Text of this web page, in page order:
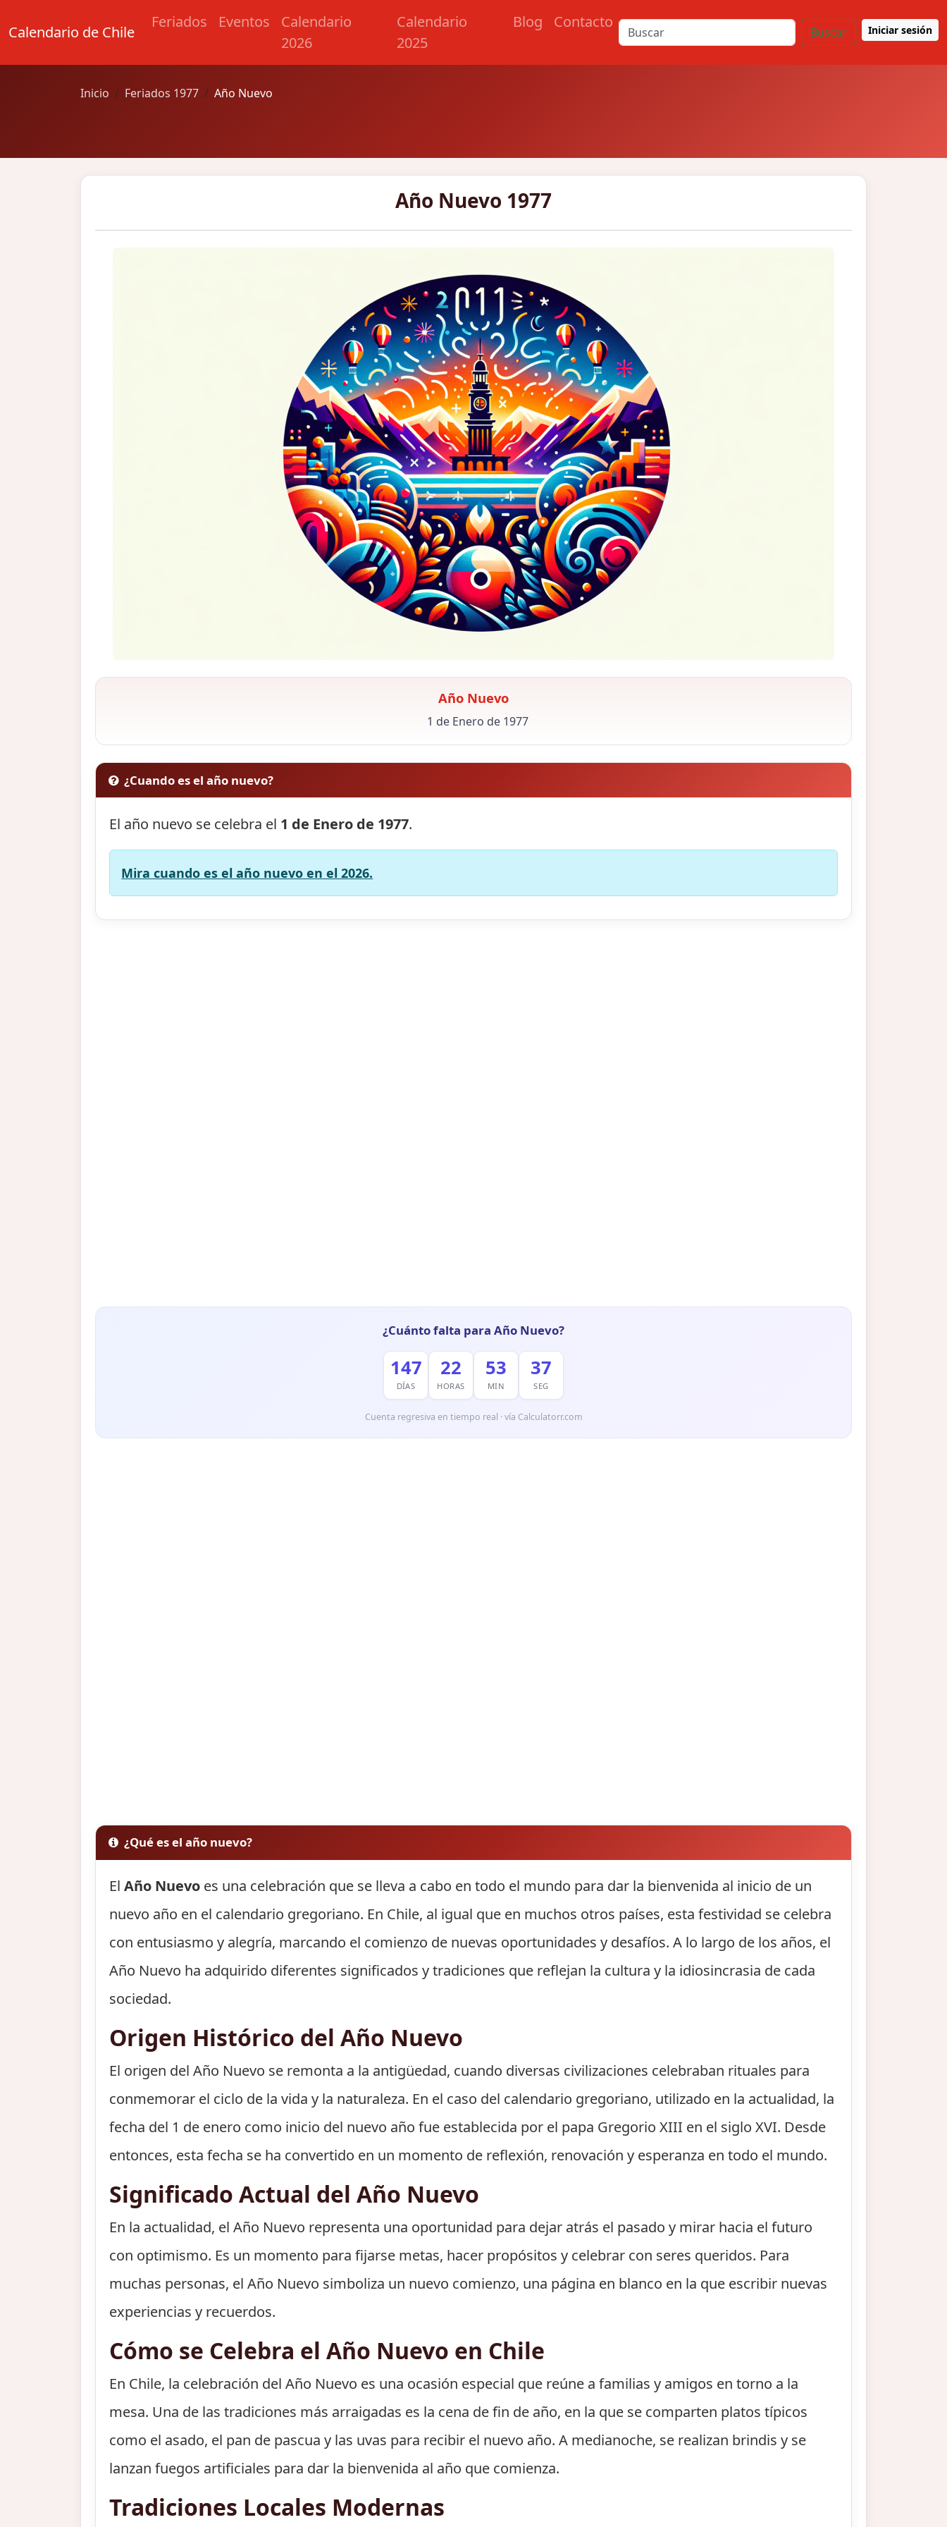
Calendario de Chile
Feriados Eventos
Calendario
2026
Calendario
2025
Blog Contacto
Buscar Iniciar sesión
Inicio Feriados 1977 Año Nuevo
Año Nuevo 1977
Año Nuevo
1 de Enero de 1977
¿Cuando es el año nuevo?
El año nuevo se celebra el 1 de Enero de 1977.
Mira cuando es el año nuevo en el 2026.
¿Cuánto falta para Año Nuevo?
147
DÍAS
22
HORAS
53
MIN
35
SEG
Cuenta regresiva en tiempo real · vía Calculatorr.com
¿Qué es el año nuevo?
ElAño Nuevo es una celebración que se lleva a cabo en todo el mundo para dar la bienvenida al inicio de un
nuevo año en el calendario gregoriano. En Chile, al igual que en muchos otros países, esta festividad se celebra
con entusiasmo y alegría, marcando el comienzo de nuevas oportunidades y desafíos. A lo largo de los años, el
Año Nuevo ha adquirido diferentes significados y tradiciones que reflejan la cultura y la idiosincrasia de cada
sociedad.
Origen Histórico del Año Nuevo
El origen del Año Nuevo se remonta a la antigüedad, cuando diversas civilizaciones celebraban rituales para
conmemorar el ciclo de la vida y la naturaleza. En el caso del calendario gregoriano, utilizado en la actualidad, la
fecha del 1 de enero como inicio del nuevo año fue establecida por el papa Gregorio XIII en el siglo XVI. Desde
entonces, esta fecha se ha convertido en un momento de reflexión, renovación y esperanza en todo el mundo.
Significado Actual del Año Nuevo
En la actualidad, el Año Nuevo representa una oportunidad para dejar atrás el pasado y mirar hacia el futuro
con optimismo. Es un momento para fijarse metas, hacer propósitos y celebrar con seres queridos. Para
muchas personas, el Año Nuevo simboliza un nuevo comienzo, una página en blanco en la que escribir nuevas
experiencias y recuerdos.
Cómo se Celebra el Año Nuevo en Chile
En Chile, la celebración del Año Nuevo es una ocasión especial que reúne a familias y amigos en torno a la
mesa. Una de las tradiciones más arraigadas es la cena de fin de año, en la que se comparten platos típicos
como el asado, el pan de pascua y las uvas para recibir el nuevo año. A medianoche, se realizan brindis y se
lanzan fuegos artificiales para dar la bienvenida al año que comienza.
Tradiciones Locales Modernas